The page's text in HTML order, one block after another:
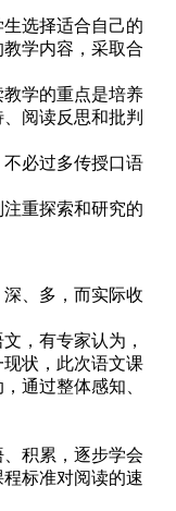
选择适合自己的
学内容，采取合
学的重点是培养
阅读反思和批判
必过多传授口语
重探索和研究的
、多，而实际收
，有专家认为，
状，此次语文课
通过整体感知、
积累，逐步学会
标准对阅读的速